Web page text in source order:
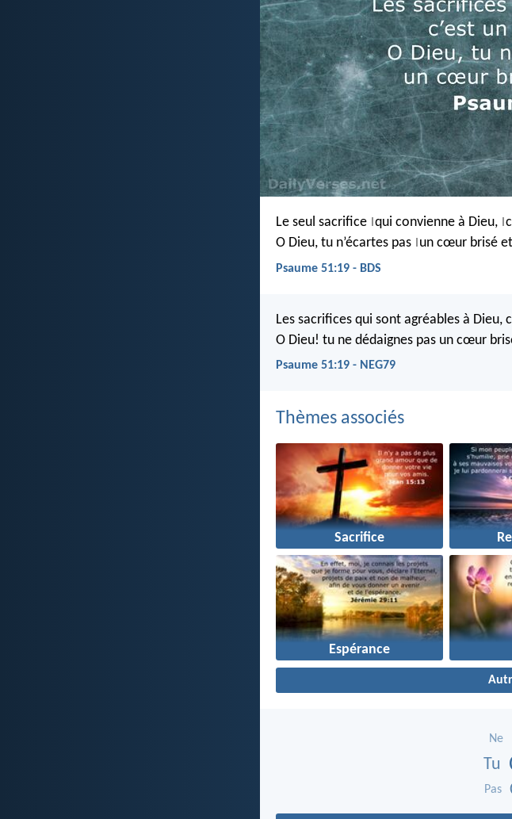
Le seul sacrifice qui convienne à Dieu,
O Dieu, tu n’écartes pas un cœur brisé
Psaume 51:19 - BDS
Les sacrifices qui sont agréables à Dieu,
O Dieu! tu ne dédaignes pas un cœur
Psaume 51:19 - NEG79
Thèmes associés
Sacrifice
Espérance
Ne
Tu
Pas